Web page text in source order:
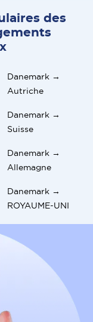
des
Danemark →
Autriche
Danemark →
Suisse
Danemark →
Allemagne
Danemark →
ROYAUME-UNI